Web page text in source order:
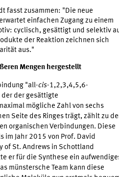
fasst zusammen: "Die neue
einfachen Zugang zu einem
cyclisch, gesättigt und selektiv
der Reaktion zeichnen sich
aus."
Mengen hergestellt
"all-cis-1,2,3,4,5,6-
der gesättigte
mögliche Zahl von sechs
Seite des Ringes trägt, zählt zu
organischen Verbindungen. Diese
im Jahr 2015 von Prof. David
of St. Andrews in Schottland
er für die Synthese ein
münstersche Team kann diese